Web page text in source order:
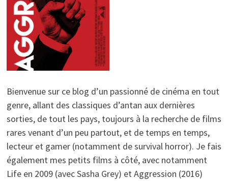
Bienvenue sur ce blog d’un passionné de cinéma en tout
genre, allant des classiques d’antan aux dernières
sorties, de tout les pays, toujours à la recherche de films
rares venant d’un peu partout, et de temps en temps,
lecteur et gamer (notamment de survival horror). Je fais
également mes petits films à côté, avec notamment
Life en 2009 (avec Sasha Grey) et Aggression (2016)